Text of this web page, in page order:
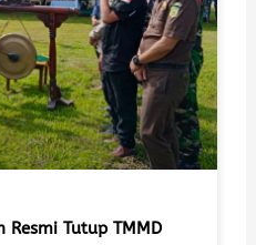
Resmi Tutup TMMD